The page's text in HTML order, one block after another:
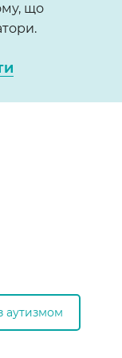
що
аутизмом